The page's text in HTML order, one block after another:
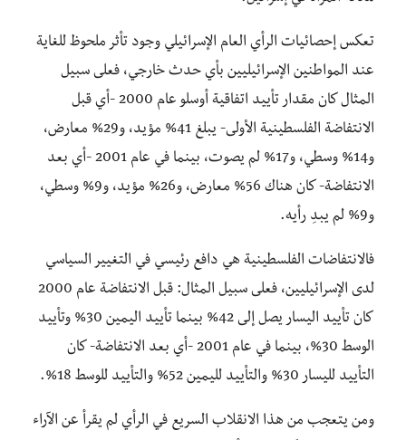
تعكس إحصائيات الرأي العام الإسرائيلي وجود تأثر ملحوظ للغاية
عند المواطنين الإسرائيليين بأي حدث خارجي، فعلى سبيل
المثال كان مقدار تأييد اتفاقية أوسلو عام 2000 -أي قبل
الانتفاضة الفلسطينية الأولى- يبلغ 41% مؤيد، و29% معارض،
و14% وسطي، و17% لم يصوت، بينما في عام 2001 -أي بعد
الانتفاضة- كان هناك 56% معارض، و26% مؤيد، و9% وسطي،
و9% لم يبدِ رأيه.
فالانتفاضات الفلسطينية هي دافع رئيسي في التغيير السياسي
لدى الإسرائيليين، فعلى سبيل المثال: قبل الانتفاضة عام 2000
كان تأييد اليسار يصل إلى 42% بينما تأييد اليمين 30% وتأييد
الوسط 30%، بينما في عام 2001 -أي بعد الانتفاضة- كان
التأييد لليسار 30% والتأييد لليمين 52% والتأييد للوسط 18%.
ومن يتعجب من هذا الانقلاب السريع في الرأي لم يقرأ عن الآراء